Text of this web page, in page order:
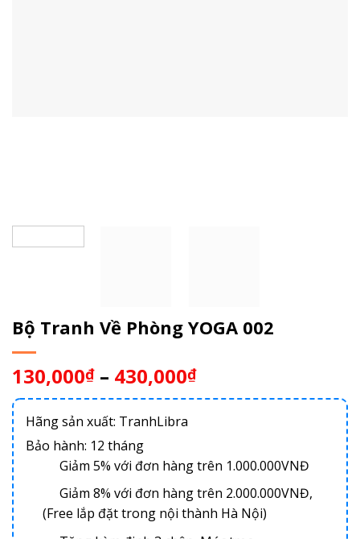
Bộ Tranh Về Phòng YOGA 002
130,000₫ – 430,000₫
Hãng sản xuất: TranhLibra
Bảo hành: 12 tháng
Giảm 5% với đơn hàng trên 1.000.000VNĐ
Giảm 8% với đơn hàng trên 2.000.000VNĐ,
(Free lắp đặt trong nội thành Hà Nội)